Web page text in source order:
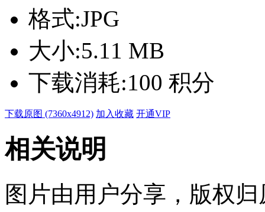
格式:JPG
大小:5.11 MB
下载消耗:100 积分
下载原图 (7360x4912) 加入收藏 开通VIP
相关说明
图片由用户分享，版权